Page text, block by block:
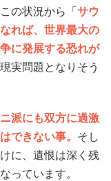
の状況から「サウ
れば、世界最大の
に発展する恐れが
実問題となりそう
派にも双方に過激
できない事。 そし
に、遺恨は深く残
っています。